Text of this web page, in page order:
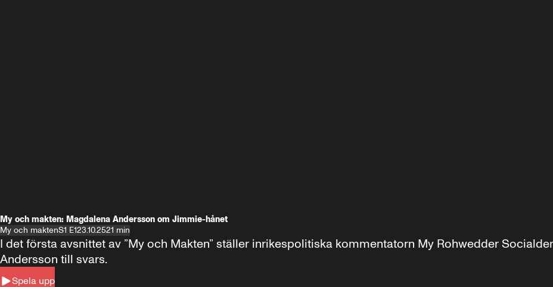
My och makten: Magdalena Andersson om Jimmie-hånet
My och maktenS1 E123.10.2521 min
Spela upp
I det första avsnittet av ”My och Makten” ställer inrikespolitiska kommentatorn My Rohwedder
Andersson till svars.